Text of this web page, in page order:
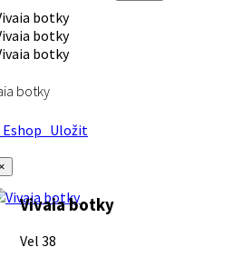
botky
Uložit
Vivaia botky
Vel 38